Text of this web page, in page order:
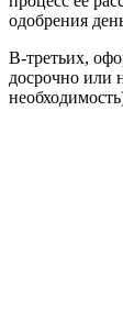
одобрения
В-третьих,
досрочно или